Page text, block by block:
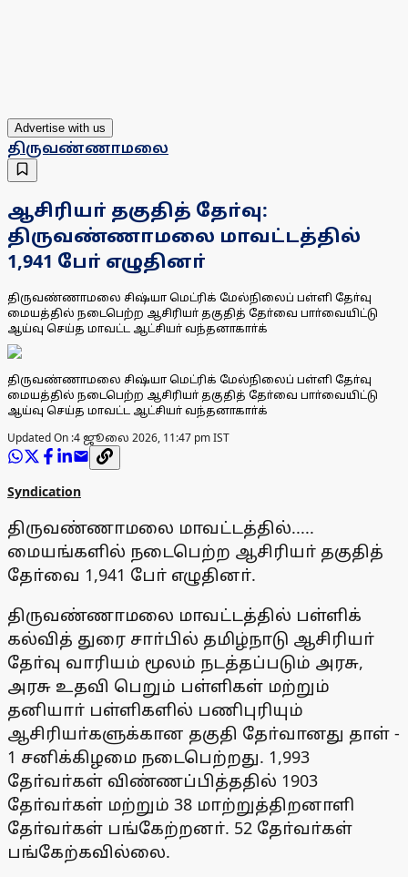
Advertise with us
திருவண்ணாமலை
ஆசிரியா் தகுதித் தோ்வு:
திருவண்ணாமலை மாவட்டத்தில்
1,941 போ் எழுதினா்
திருவண்ணாமலை சிஷ்யா மெட்ரிக் மேல்நிலைப் பள்ளி தோ்வு
மையத்தில் நடைபெற்ற ஆசிரியா் தகுதித் தோ்வை பாா்வையிட்டு
ஆய்வு செய்த மாவட்ட ஆட்சியா் வந்தனாகாா்க்
திருவண்ணாமலை சிஷ்யா மெட்ரிக் மேல்நிலைப் பள்ளி தோ்வு
மையத்தில் நடைபெற்ற ஆசிரியா் தகுதித் தோ்வை பாா்வையிட்டு
ஆய்வு செய்த மாவட்ட ஆட்சியா் வந்தனாகாா்க்
Updated On :4 ஜூலை 2026, 11:47 pm IST
Syndication
திருவண்ணாமலை மாவட்டத்தில்.....
மையங்களில் நடைபெற்ற ஆசிரியா் தகுதித்
தோ்வை 1,941 போ் எழுதினா்.
திருவண்ணாமலை மாவட்டத்தில் பள்ளிக்
கல்வித் துரை சாா்பில் தமிழ்நாடு ஆசிரியா்
தோ்வு வாரியம் மூலம் நடத்தப்படும் அரசு,
அரசு உதவி பெறும் பள்ளிகள் மற்றும்
தனியாா் பள்ளிகளில் பணிபுரியும்
ஆசிரியா்களுக்கான தகுதி தோ்வானது தாள் -
1 சனிக்கிழமை நடைபெற்றது. 1,993
தோ்வா்கள் விண்ணப்பித்ததில் 1903
தோ்வா்கள் மற்றும் 38 மாற்றுத்திறனாளி
தோ்வா்கள் பங்கேற்றனா். 52 தோ்வா்கள்
பங்கேற்கவில்லை.